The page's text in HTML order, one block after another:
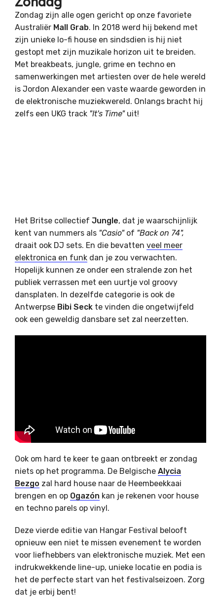
Zondag zijn alle ogen gericht op onze favoriete
Australiër Mall Grab. In 2018 werd hij bekend met
zijn unieke lo-fi house en sindsdien is hij niet
gestopt met zijn muzikale horizon uit te breiden.
Met breakbeats, jungle, grime en techno en
samenwerkingen met artiesten over de hele wereld
is Jordon Alexander een vaste waarde geworden in
de elektronische muziekwereld. Onlangs bracht hij
zelfs een UKG track "It's Time"uit!
Het Britse collectief Jungle, dat je waarschijnlijk
kent van nummers als "Casio"of "Back on 74",
draait ook DJ sets. En die bevatten veel meer
elektronica en funk dan je zou verwachten.
Hopelijk kunnen ze onder een stralende zon het
publiek verrassen met een uurtje vol groovy
dansplaten. In dezelfde categorie is ook de
Antwerpse Bibi Seck te vinden die ongetwijfeld
ook een geweldig dansbare set zal neerzetten.
Ook om hard te keer te gaan ontbreekt er zondag
niets op het programma. De Belgische Alycia
Bezgo zal hard house naar de Heembeekkaai
brengen en op Ogazón kan je rekenen voor house
en techno parels op vinyl.
Deze vierde editie van Hangar Festival belooft
opnieuw een niet te missen evenement te worden
voor liefhebbers van elektronische muziek. Met een
indrukwekkende line-up, unieke locatie en podia is
het de perfecte start van het festivalseizoen. Zorg
dat je erbij bent!​